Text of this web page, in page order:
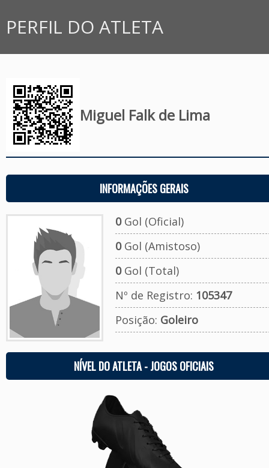
PERFIL DO ATLETA
Miguel Falk de Lima
INFORMAÇÕES GERAIS
0Gol (Oficial)
0Gol (Amistoso)
0Gol (Total)
Nº de Registro: 105347
Posição: Goleiro
NÍVEL DO ATLETA - JOGOS OFICIAIS